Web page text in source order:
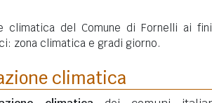
climatica del Comune di Fornelli ai
zona climatica e gradi giorno.
climatica